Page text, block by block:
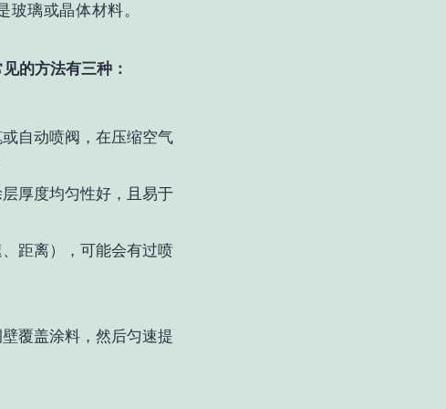
玻璃或晶体材料。
的方法有三种：
自动喷阀，在压缩空气
厚度均匀性好，且易于
距离），可能会有过喷
覆盖涂料，然后匀速提